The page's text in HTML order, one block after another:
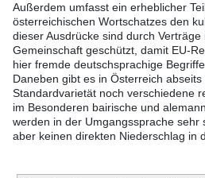
Außerdem umfasst ein erheblicher
österreichischen Wortschatzes den
dieser Ausdrücke sind durch
Gemeinschaft geschützt, damit EU-
hier fremde deutschsprachige
Daneben gibt es in Österreich
Standardvarietät noch verschiedene
im Besonderen bairische und
werden in der Umgangssprache sehr
aber keinen direkten Niederschlag in